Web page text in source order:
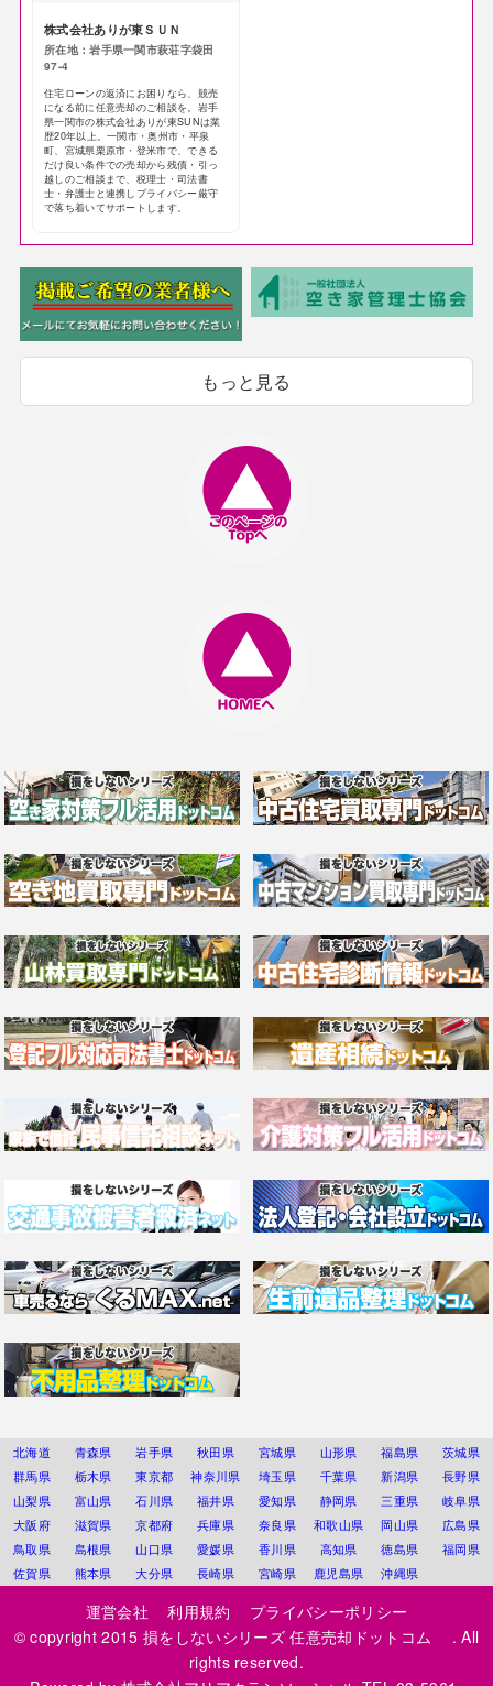
株式会社ありが東ＳＵＮ
所在地：岩手県一関市萩荘字袋田
97-4
住宅ローンの返済にお困りなら、競売
になる前に任意売却のご相談を。岩手
県一関市の株式会社ありが東SUNは業
歴20年以上。一関市・奥州市・平泉
町、宮城県栗原市・登米市で、できる
だけ良い条件での売却から残債・引っ
越しのご相談まで、税理士・司法書
士・弁護士と連携しプライバシー厳守
で落ち着いてサポートします。
もっと見る
北海道 青森県 岩手県 秋田県 宮城県 山形県 福島県
茨城県
群馬県
栃木県 東京都 神奈川県 埼玉県 千葉県 新潟県
長野県
山梨県
富山県 石川県 福井県 愛知県 静岡県 三重県
岐阜県
大阪府
滋賀県 京都府 兵庫県 奈良県 和歌山県 岡山県
広島県
鳥取県
島根県 山口県 愛媛県 香川県 高知県 徳島県
福岡県
佐賀県
熊本県 大分県 長崎県 宮崎県 鹿児島県 沖縄県
運営会社 利用規約
プライバシーポリシー
© copyright 2015損をしないシリーズ 任意売却ドットコム
. All
rights reserved.